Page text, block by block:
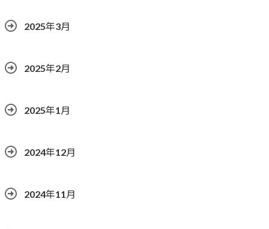
2025年3月
2025年2月
2025年1月
2024年12月
2024年11月